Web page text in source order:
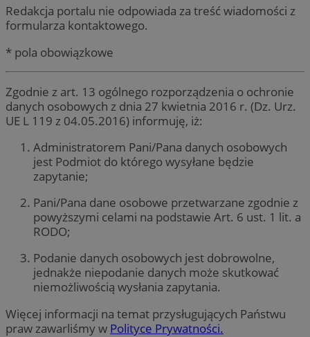
Redakcja portalu nie odpowiada za treść wiadomości z
formularza kontaktowego.
* pola obowiązkowe
Zgodnie z art. 13 ogólnego rozporządzenia o ochronie
danych osobowych z dnia 27 kwietnia 2016 r. (Dz. Urz.
UE L 119 z 04.05.2016) informuję, iż:
Administratorem Pani/Pana danych osobowych
jest Podmiot do którego wysyłane będzie
zapytanie;
Pani/Pana dane osobowe przetwarzane zgodnie z
powyższymi celami na podstawie Art. 6 ust. 1 lit. a
RODO;
Podanie danych osobowych jest dobrowolne,
jednakże niepodanie danych może skutkować
niemożliwością wysłania zapytania.
Więcej informacji na temat przysługujących Państwu
praw zawarliśmy w Polityce Prywatności.